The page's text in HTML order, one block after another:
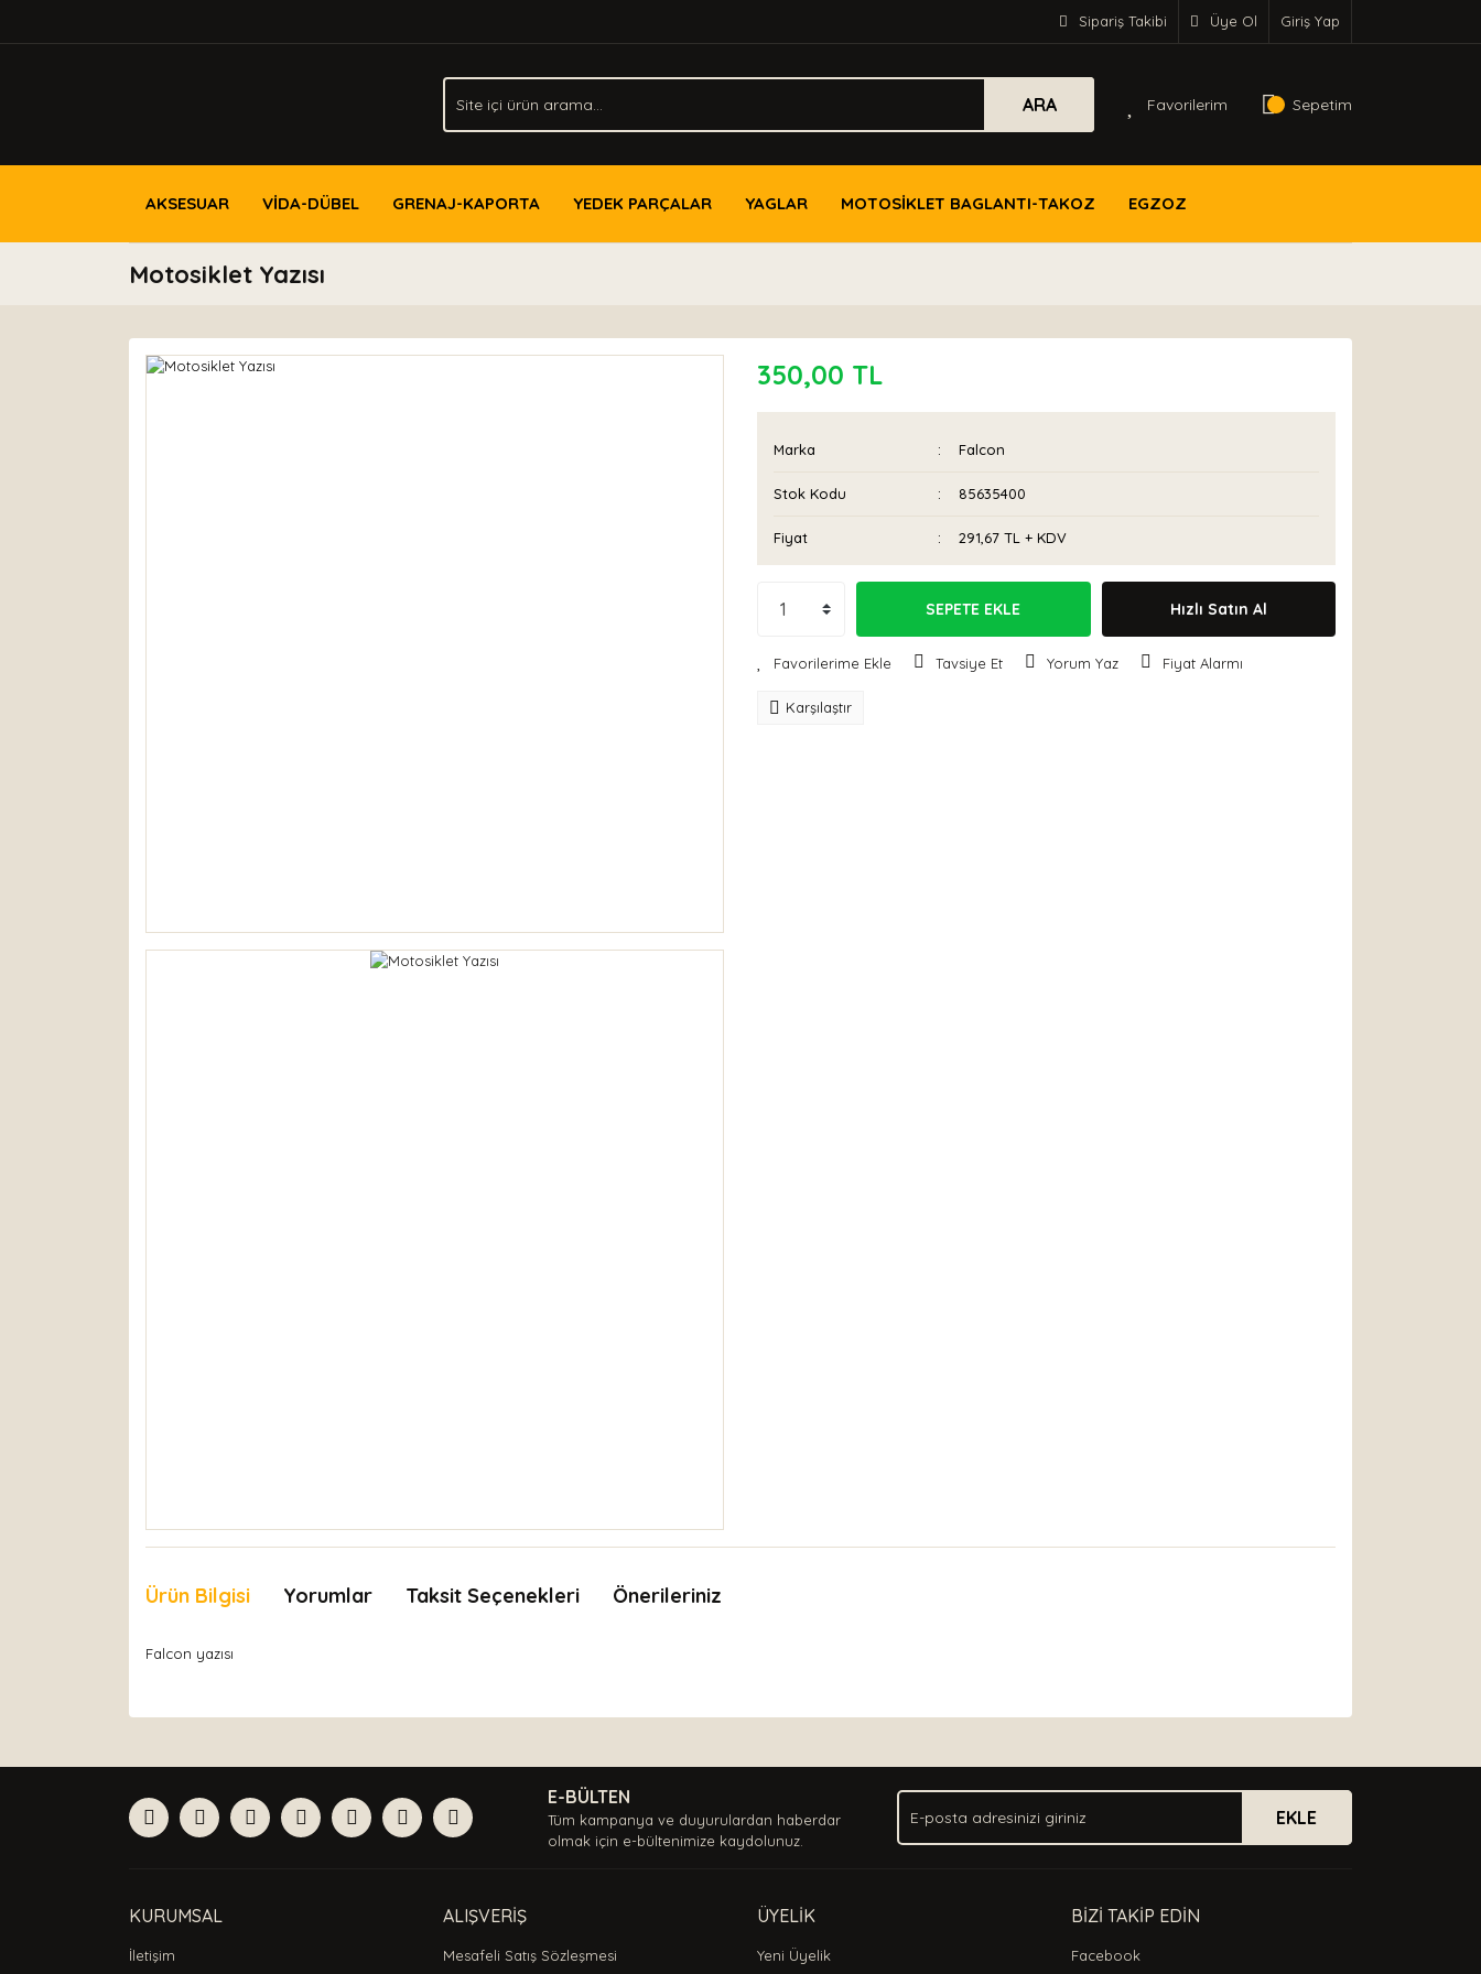
Sipariş Takibi Üye Ol Giriş Yap
ARA Favorilerim Sepetim
AKSESUAR VİDA-DÜBEL GRENAJ-KAPORTA YEDEK PARÇALAR YAGLAR MOTOSİKLET BAGLANTI-TAKOZ EGZOZ
Motosiklet Yazısı
350,00 TL
Marka Falcon
Stok Kodu 85635400
Fiyat 291,67 TL + KDV
SEPETE EKLE Hızlı Satın Al
Tavsiye Et Yorum Yaz Fiyat Alarmı
Karşılaştır
Ürün Bilgisi Yorumlar Taksit Seçenekleri Önerileriniz
Falcon yazısı
Ürün açıklamasında eksik bilgiler bulunuyor.
Bu ürüne benzer farklı alternatifler olmalı.
E-BÜLTEN
Tüm kampanya ve duyurulardan haberdar
olmak için e-bültenimize kaydolunuz.
EKLE
KURUMSAL
İletişim
ALIŞVERİŞ
Mesafeli Satış Sözleşmesi
ÜYELİK
Yeni Üyelik
BİZİ TAKİP EDİN
Facebook